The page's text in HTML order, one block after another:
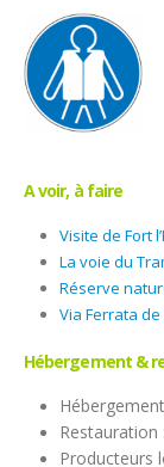
A voir, à faire
Visite de Fort
La voie du
Réserve
Via Ferrata de
Hébergement &
Restauration
Producteurs